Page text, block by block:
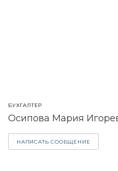
БУХГАЛТЕР
Осипова Мария
НАПИСАТЬ СООБЩЕНИЕ